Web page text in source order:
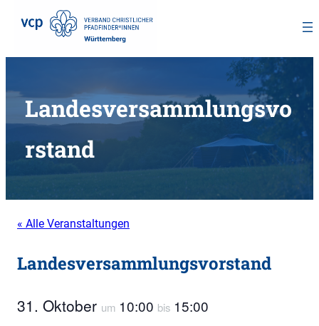
springen
Landesversammlungsvo
rstand
« Alle Veranstaltungen
Landesversammlungsvorstand
31. Oktober um 10:00 bis 15:00